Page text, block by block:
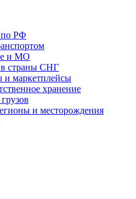
по РФ
и МО
в страны СНГ
и маркетплейсы
хранение
и месторождения